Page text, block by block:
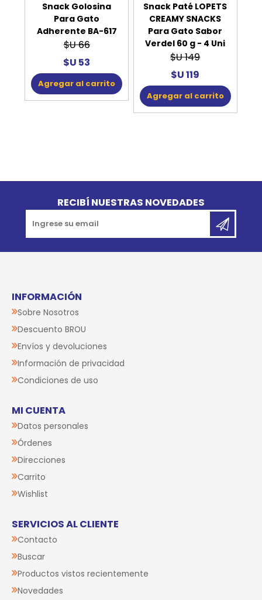
Snack Golosina
Para Gato
Adherente BA-617
$U 66
$U 53
Agregar al carrito
Snack Paté LOPETS
CREAMY SNACKS
Para Gato Sabor
Verdel 60 g - 4 Uni
$U 149
$U 119
Agregar al carrito
RECIBÍ NUESTRAS NOVEDADES
INFORMACIÓN
Sobre Nosotros
Descuento BROU
Envíos y devoluciones
Información de privacidad
Condiciones de uso
MI CUENTA
Datos personales
Órdenes
Direcciones
Carrito
Wishlist
SERVICIOS AL CLIENTE
Contacto
Buscar
Productos vistos recientemente
Novedades